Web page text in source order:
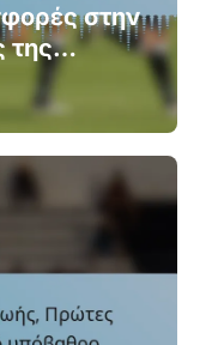
στην
της
στο